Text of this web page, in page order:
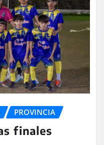
PROVINCIA
finales